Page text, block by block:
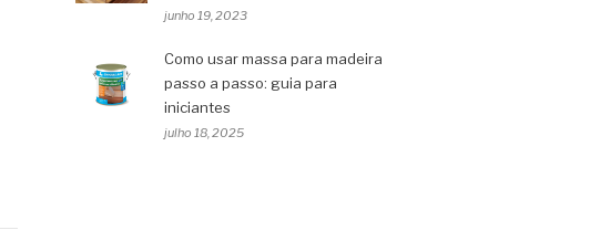
junho 19, 2023
Como usar massa para madeira
passo a passo: guia para
iniciantes
julho 18, 2025